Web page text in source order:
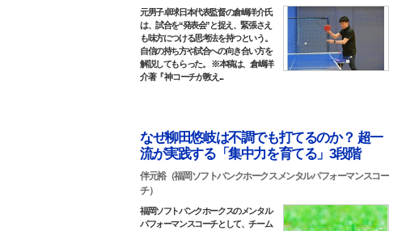
元男子卓球日本代表監督の倉嶋洋介氏
は、試合を“発表会”と捉え、緊張さえ
も味方につける思考法を持つという。
自信の持ち方や試合への向き合い方を
解説してもらった。 ※本稿は、倉嶋洋
介著『 神コーチが教え...
なぜ柳田悠岐は不調でも打てるのか？ 超一
流が実践する「集中力を育てる」3段階
伴元裕（福岡ソフトバンクホークスメンタルパフォーマンスコー
チ）
福岡ソフトバンクホークスのメンタル
パフォーマンスコーチとして、チーム